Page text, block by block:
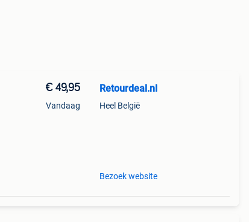
€ 49,95
Vandaag
Retourdeal.nl
Heel België
Bezoek website